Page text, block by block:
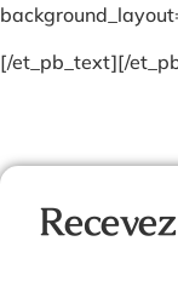
[/et_pb_text][/